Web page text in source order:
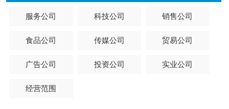
服务公司 科技公司 销售公司
食品公司 传媒公司 贸易公司
广告公司 投资公司 实业公司
经营范围